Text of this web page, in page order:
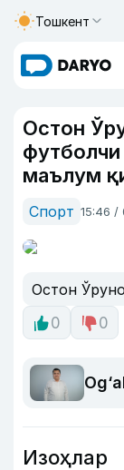
Тошкент
Остон
футболчи
маълум
Спорт 15:46 /
Остон
0
0
Изоҳлар